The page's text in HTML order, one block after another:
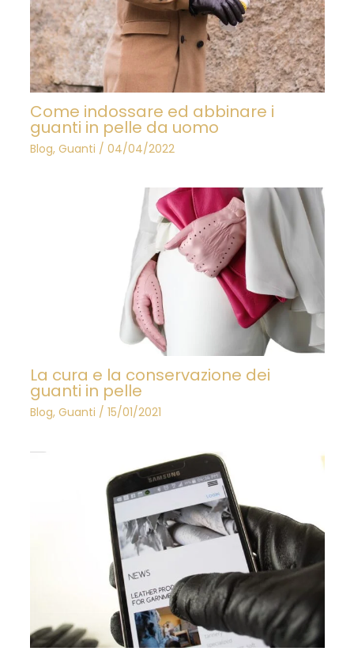
Come indossare ed abbinare i
guanti in pelle da uomo
Blog, Guanti / 04/04/2022
La cura e la conservazione dei
guanti in pelle
Blog, Guanti / 15/01/2021